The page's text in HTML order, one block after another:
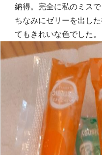
納得。完全に私のミスで
ちなみにゼリーを出し
てもきれいな色でした。